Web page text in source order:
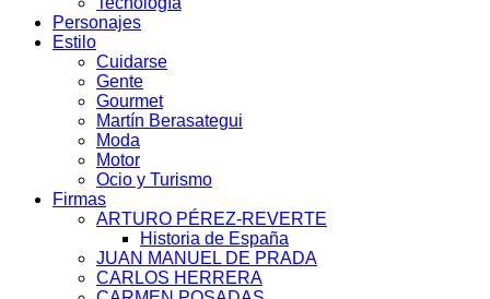
Personajes
Estilo
Cuidarse
Gente
Gourmet
Martín Berasategui
Moda
Motor
Ocio y Turismo
Firmas
ARTURO PÉREZ-REVERTE
Historia de España
JUAN MANUEL DE PRADA
CARLOS HERRERA